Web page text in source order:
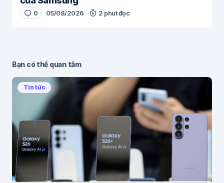
0 05/08/2026 2 phút đọc
Bạn có thể quan tâm
Tin tức